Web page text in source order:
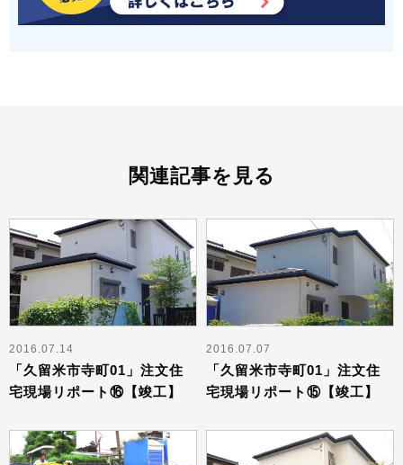
関連記事を見る
2016.07.14
「久留米市寺町01」注文住
宅現場リポート⑯【竣工】
2016.07.07
「久留米市寺町01」注文住
宅現場リポート⑮【竣工】